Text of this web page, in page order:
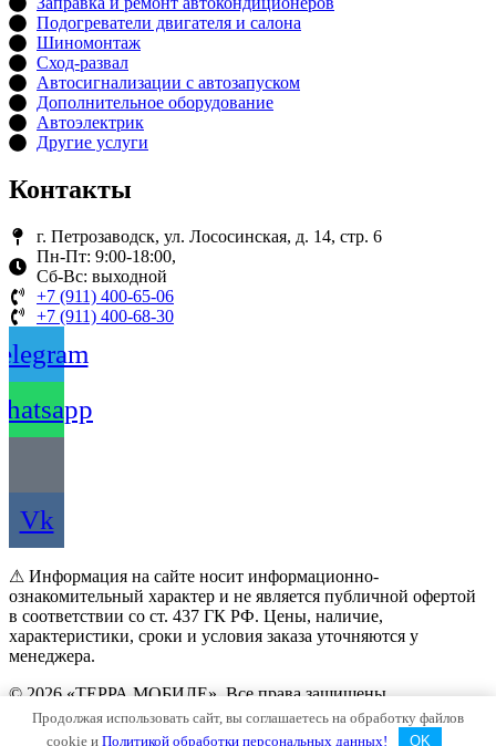
Подогреватели двигателя и салона
Шиномонтаж
Сход-развал
Автосигнализации с автозапуском
Дополнительное оборудование
Автоэлектрик
Другие услуги
Контакты
г. Петрозаводск, ул. Лососинская, д. 14, стр. 6
Пн-Пт: 9:00-18:00,
Сб-Вс: выходной
+7 (911) 400-65-06
+7 (911) 400-68-30
Vk
⚠ Информация на сайте носит информационно-
ознакомительный характер и не является публичной офертой
в соответствии со ст. 437 ГК РФ. Цены, наличие,
характеристики, сроки и условия заказа уточняются у
менеджера.
© 2026 «ТЕРРА МОБИЛЕ». Все права защищены
Политика конфиденциальности
Продолжая использовать сайт, вы соглашаетесь на обработку файлов
cookie иПолитикой обработки персональных данных! OK